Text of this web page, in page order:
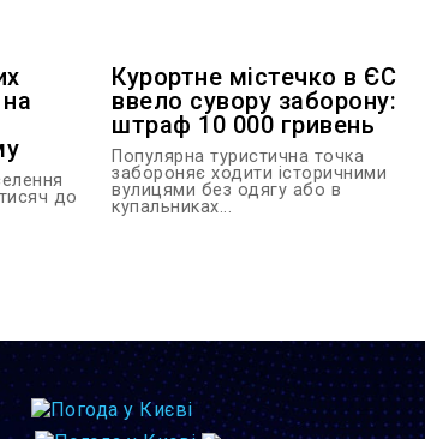
до
Курортне містечко в ЄС
ввело сувору заборону:
штраф 10 000 гривень
Популярна туристична точка
забороняє ходити історичними
вулицями без одягу або в
купальниках...